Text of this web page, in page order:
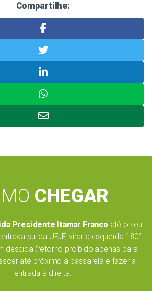
Compartilhe:
CHEGAR
Presidente Itamar Franco até o seu
sul da UFJF, virar a esquerda 180°
descida (retorno proibido apenas para
até próximo à passarela e fazer a
entrada à direita.